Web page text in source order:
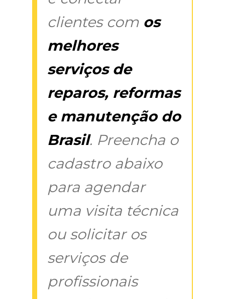
clientes com os
melhores
serviços de
reparos, reformas
e manutenção do
Brasil. Preencha o
cadastro abaixo
para agendar
uma visita técnica
ou solicitar os
serviços de
profissionais